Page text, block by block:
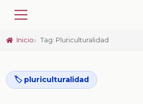
Inicio Tag: Pluriculturalidad
🏷️ pluriculturalidad